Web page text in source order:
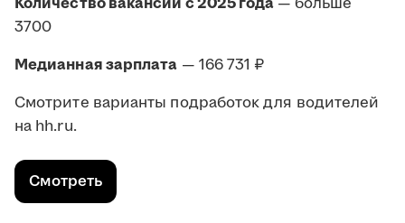
3700
Медианная зарплата — 166 731 ₽
Смотрите варианты подработок для водителей
на hh.ru.
Смотреть